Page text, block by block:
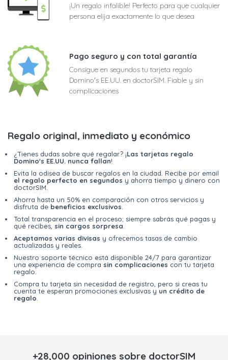
¡Un regalo infalible! Perfecto para que cualquier
persona elija exactamente lo que desea
Pago seguro y con total garantía
Consigue en segundos tu tarjeta regalo
Domino's EE.UU. en doctorSIM. Fiable y sin
complicaciones
Regalo original, inmediato y económico
¿Tienes dudas sobre qué regalar? ¡Las tarjetas regalo
Domino's EE.UU. nunca fallan!
Evita la odisea de buscar regalos en la ciudad. Recibe por email
el regalo perfecto en segundos y ahorra tiempo y dinero con
doctorSIM.
Ahorra hasta un 50% en comparación con otros servicios y
disfruta de beneficios exclusivos
Total transparencia en el proceso; siempre sabrás qué pagas y
qué recibes, sin cargos sorpresa
Aceptamos varias divisas y ofrecemos tasas de cambio
actualizadas y reales.
Nuestro soporte técnico está disponible 24/7 para garantizar
una experiencia de compra sin complicaciones con tu tarjeta
regalo.
Compra tu tarjeta sin necesidad de registro, pero si creas tu
cuenta te esperan promociones exclusivas y un crédito de
regalo
+28,000 opiniones sobre doctorSIM